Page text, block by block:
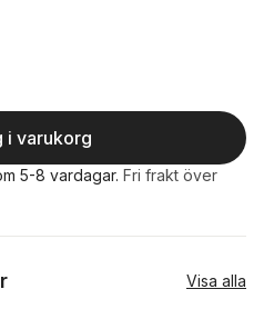
i varukorg
5-8 vardagar. Fri frakt över
Visa alla